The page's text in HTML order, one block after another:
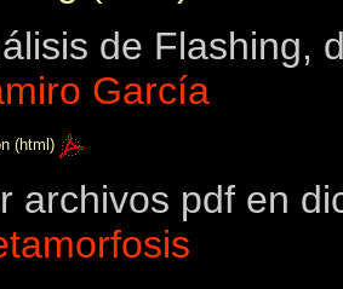
de Flashing,
García
(html)
archivos pdf en